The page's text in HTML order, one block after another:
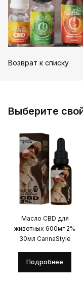
Возврат к списку
Выберите
Масло CBD для
животных 600мг 2%
30мл CannaStyle
Подробнее